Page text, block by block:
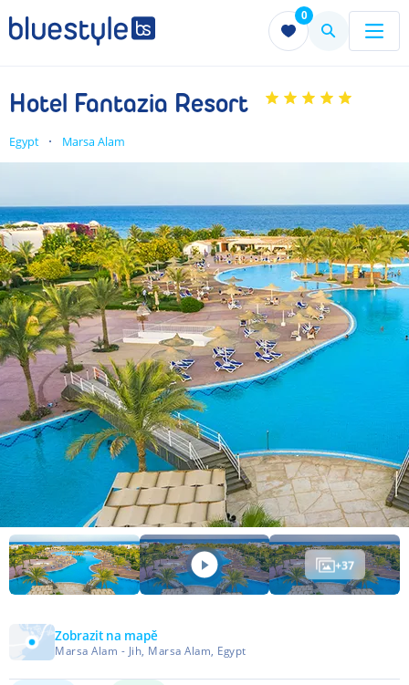
0
Menu Menu
Hotel Fantazia Resort
Egypt Marsa Alam
+37
Zobrazit na mapě
Marsa Alam - Jih, Marsa Alam, Egypt